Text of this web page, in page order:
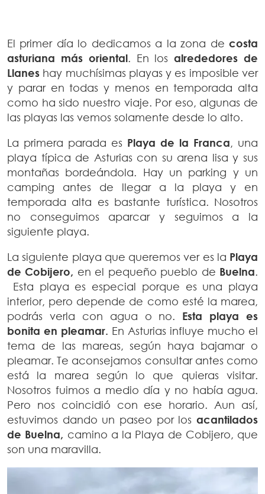
El primer día lo dedicamos a la zona de costa
asturiana más oriental. En losalrededores de
Llanes hay muchísimas playas y es imposible ver
y parar en todas y menos en temporada alta
como ha sido nuestro viaje. Por eso, algunas de
las playas las vemos solamente desde lo alto.
La primera parada es Playa de la Franca, una
playa típica de Asturias con su arena lisa y sus
montañas bordeándola. Hay un parking y un
camping antes de llegar a la playa y en
temporada alta es bastante turística. Nosotros
no conseguimos aparcar y seguimos a la
siguiente playa.
La siguiente playa que queremos ver es la Playa
de Cobijero, en el pequeño pueblo de Buelna.
Esta playa es especial porque es una playa
interior, pero depende de como esté la marea,
podrás verla con agua o no. Esta playa es
bonita en pleamar. En Asturias influye mucho el
tema de las mareas, según haya bajamar o
pleamar. Te aconsejamos consultar antes como
está la marea según lo que quieras visitar.
Nosotros fuimos a medio día y no había agua.
Pero nos coincidió con ese horario. Aun así,
estuvimos dando un paseo por los acantilados
de Buelna, camino a la Playa de Cobijero, que
son una maravilla.